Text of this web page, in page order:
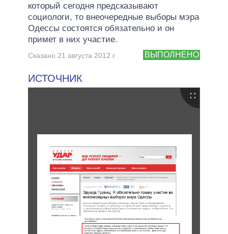
который сегодня предсказывают
социологи, то внеочередные выборы мэра
Одессы состоятся обязательно и он
примет в них участие.
ВЫПОЛНЕНО
Сказано 21 августа 2012 г.
ИСТОЧНИК